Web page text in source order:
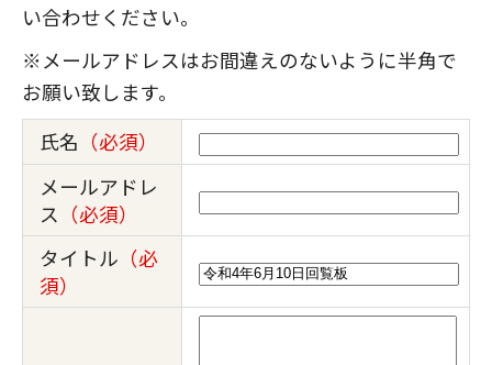
い合わせください。
※メールアドレスはお間違えのないように半角で
お願い致します。
氏名 （必須）
メールアドレ
ス （必須）
タイトル （必
須）